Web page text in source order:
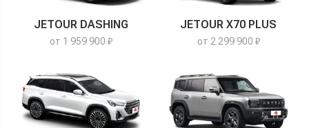
JETOUR DASHING
от 1 959 900 ₽
JETOUR X70 PLUS
от 2 299 900 ₽